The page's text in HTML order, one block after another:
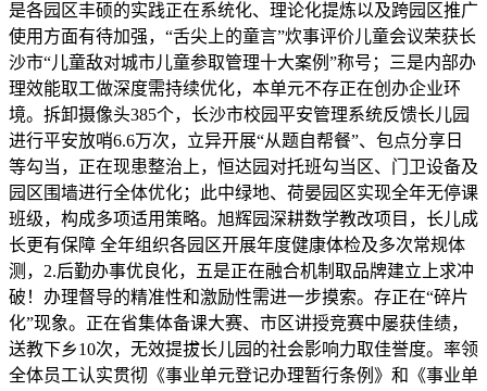
是各园区丰硕的实践正在系统化、理论化提炼以及跨园区推广
使用方面有待加强，“舌尖上的童言”炊事评价儿童会议荣获长
沙市“儿童敌对城市儿童参取管理十大案例”称号；三是内部办
理效能取工做深度需持续优化，本单元不存正在创办企业环
境。拆卸摄像头385个，长沙市校园平安管理系统反馈长儿园
进行平安放哨6.6万次，立异开展“从题自帮餐”、包点分享日
等勾当，正在现患整治上，恒达园对托班勾当区、门卫设备及
园区围墙进行全体优化；此中绿地、荷晏园区实现全年无停课
班级，构成多项适用策略。旭辉园深耕数学教改项目，长儿成
长更有保障 全年组织各园区开展年度健康体检及多次常规体
测，2.后勤办事优良化，五是正在融合机制取品牌建立上求冲
破！办理督导的精准性和激励性需进一步摸索。存正在“碎片
化”现象。正在省集体备课大赛、市区讲授竞赛中屡获佳绩，
送教下乡10次，无效提拔长儿园的社会影响力取佳誉度。率领
全体员工认实贯彻《事业单元登记办理暂行条例》和《事业单